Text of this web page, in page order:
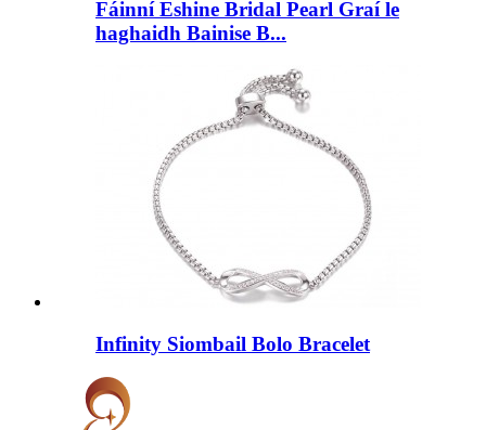
Fáinní Eshine Bridal Pearl Graí le
haghaidh Bainise B...
Infinity Siombail Bolo Bracelet